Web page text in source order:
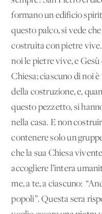
formano un edificio
questo palco, si vede
costruita con pietre
noi le pietre vive, e
Chiesa; ciascuno di noi
della costruzione, e,
questo pezzetto, si
nella casa. E non
contenere solo un
che la sua Chiesa
accogliere l’intera
me, a te, a ciascuno:
popoli”. Questa sera